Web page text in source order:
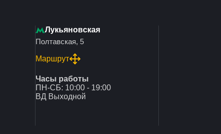
Лукьяновская
Полтавская, 5
Маршрут
Часы работы
ПН-СБ: 10:00 - 19:00
ВД Выходной